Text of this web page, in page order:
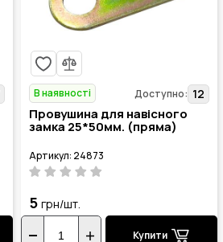
В наявності Доступно: 12
Провушина для навісного
замка 25*50мм. (пряма)
Артикул: 24873
5 грн/шт.
Купити